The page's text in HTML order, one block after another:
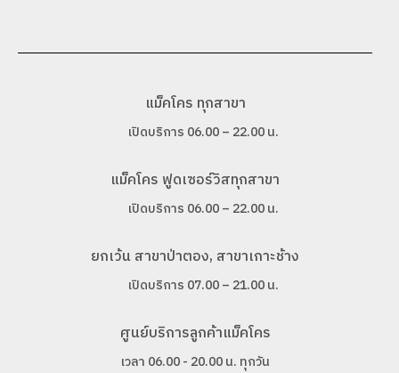
แม็คโคร ทุกสาขา
เปิดบริการ 06.00 – 22.00 น.
แม็คโคร ฟูดเซอร์วิสทุกสาขา
เปิดบริการ 06.00 – 22.00 น.
ยกเว้น สาขาป่าตอง, สาขาเกาะช้าง
เปิดบริการ 07.00 – 21.00 น.
ศูนย์บริการลูกค้าแม็คโคร
เวลา 06.00 - 20.00 น. ทุกวัน